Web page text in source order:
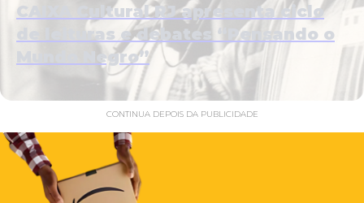
CAIXA Cultural RJ apresenta ciclo
de leituras e debates “Pensando o
Mundo Negro”
CONTINUA DEPOIS DA PUBLICIDADE